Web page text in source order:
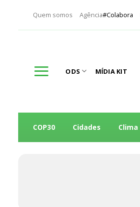
Quem somos Agência#Colabora
ODS MÍDIA KIT
COP30 Cidades Clima